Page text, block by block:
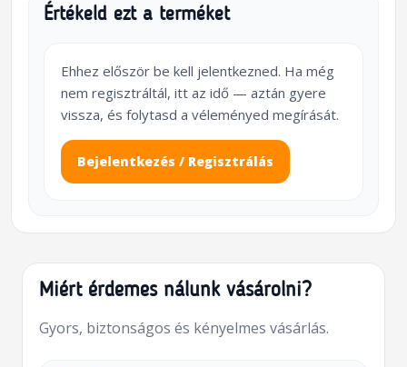
Értékeld ezt a terméket
Ehhez először be kell jelentkezned. Ha még
nem regisztráltál, itt az idő — aztán gyere
vissza, és folytasd a véleményed megírását.
Bejelentkezés / Regisztrálás
Miért érdemes nálunk vásárolni?
Gyors, biztonságos és kényelmes vásárlás.